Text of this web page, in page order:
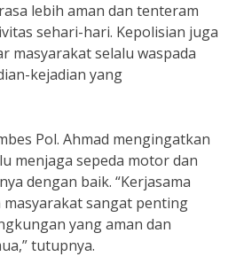
lebih aman dan tenteram
sehari-hari. Kepolisian juga
masyarakat selalu waspada
kejadian yang
Pol. Ahmad mengingatkan
menjaga sepeda motor dan
dengan baik. “Kerjasama
sangat penting
yang aman dan
tutupnya.